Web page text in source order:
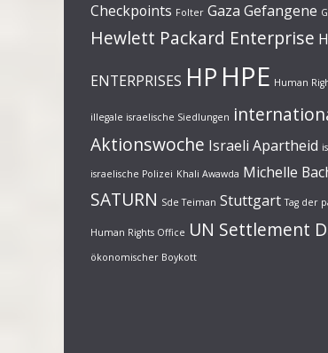
Checkpoints Folter Gaza Gefangene
Hewlett Packard Enterprise
ENTERPRISES HP HPE Human
illegale israelische Siedlungen
Aktionswoche Israeli Apartheid
israelische Polizei Khali Awawda Michelle
SATURN Sde Teiman Stuttgart Tag der
Human Rights Office UN Settlement
ökonomischer Boykott